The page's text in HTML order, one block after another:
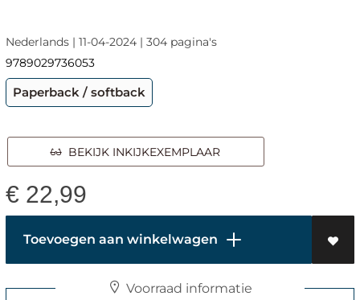
Nederlands | 11-04-2024 | 304 pagina's
9789029736053
Paperback / softback
BEKIJK INKIJKEXEMPLAAR
€ 22,99
Toevoegen aan winkelwagen
Voorraad informatie